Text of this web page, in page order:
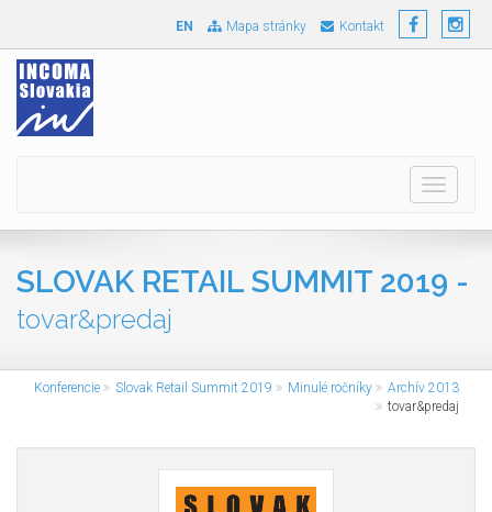
EN Mapa stránky Kontakt
Toggle
SLOVAK RETAIL SUMMIT 2019 -
tovar&predaj
Konferencie Slovak Retail Summit 2019 Minulé ročníky
Archív 2013
tovar&predaj